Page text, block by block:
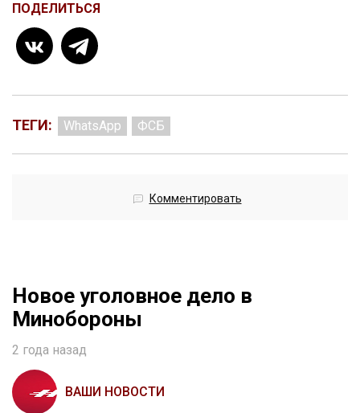
ПОДЕЛИТЬСЯ
ТЕГИ: WhatsApp ФСБ
Комментировать
Новое уголовное дело в
Минобороны
2 года назад
ВАШИ НОВОСТИ